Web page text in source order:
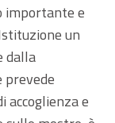
importante e
un
dalla
prevede
accoglienza e